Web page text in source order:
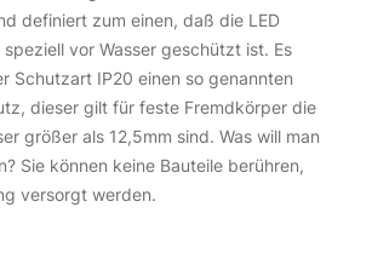
definiert zum einen, daß die LED
vor Wasser geschützt ist. Es
Schutzart IP20 einen so genannten
dieser gilt für feste Fremdkörper die
größer als 12,5mm sind. Was will man
Sie können keine Bauteile berühren,
versorgt werden.